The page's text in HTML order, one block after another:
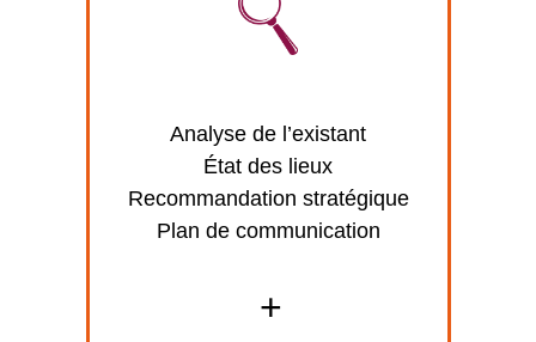
Analyse de l’existant
État des lieux
Recommandation stratégique
Plan de communication
+